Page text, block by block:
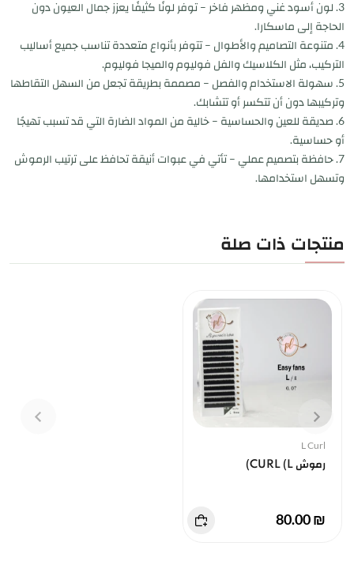
3. لون أسود غني ومظهر فاخر – توفر لونًا كثيفًا يعزز جمال العيون دون
الحاجة إلى ماسكارا.
4. متنوعة التصاميم والأطوال – تتوفر بأنواع متعددة تناسب جميع أساليب
التركيب، مثل الكلاسيك والفل فوليوم والميجا فوليوم.
5. سهولة الاستخدام والفصل – مصممة بطريقة تجعل من السهل التقاطها
وتركيبها دون أن تتكسر أو تتشابك.
6. صديقة للعين والحساسية – خالية من المواد الضارة التي قد تسبب تهيجًا
أو حساسية.
7. حافظة بتصميم عملي – تأتي في عبوات أنيقة تحافظ على ترتيب الرموش
وتسهل استخدامها.
منتجات ذات صلة
L Curl
رموش CURL (L)
₪ 80.00